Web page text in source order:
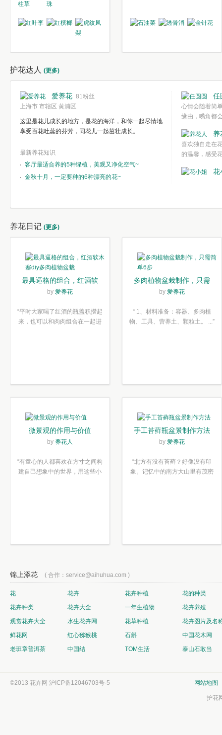
护花达人 (更多)
爱养花 81粉丝
上海市 市辖区 黄浦区
这里是花儿成长的地方，是花的海洋，和你一起尽情地
享受百花吐蕊的芬芳，同花儿一起茁壮成长。
最新养花知识
客厅最适合养的5种绿植，美观又净化空气~
金秋十月，一定要种的6种漂亮的花~
任
心情会随着简
缘由，嘴角都
都不需要想得
心境。
养
喜欢独自走在
的温馨，感受
花
养花日记 (更多)
最具逼格的组合，红酒软
木塞diy多肉植物盆栽
by 爱养花
“平时大家喝了红酒的瓶盖积攒起
来，也可以和肉肉组合在一起进
多肉植物盆栽制作，只需
简单6步
by 爱养花
“ 1、材料准备：容器、多肉植
物、工具、营养土、颗粒土。 ...”
微景观的作用与价值
by 养花人
“有童心的人都喜欢在方寸之间构
建自己想象中的世界，用这些小
手工苔藓瓶盆景制作方法
by 爱养花
“北方有没有苔藓？好像没有印
象。记忆中的南方大山里有茂密
锦上添花 ( 合作：service@aihuhua.com )
花 花卉 花卉种植
花的种类
花卉种类
花卉大全 一年生植物
花卉养殖
观赏花卉大全
水生花卉网 花草种植
花卉图片及名
鲜花网
红心猕猴桃 石斛
中国花木网
老班章普洱茶
中国结 TOM生活 泰山石敢当
©2013 花卉网 沪ICP备12046703号-5 网站地图
护花